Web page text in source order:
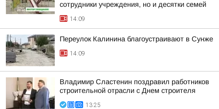
сотрудники учреждения, но и десятки семей
14:09
Переулок Калинина благоустраивают в Сунже
14:09
Владимир Сластенин поздравил работников
строительной отрасли с Днем строителя
13:25